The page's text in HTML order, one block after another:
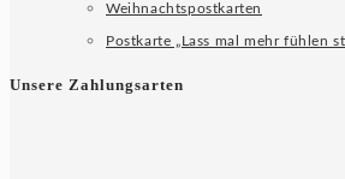
Weihnachtspostkarten
Postkarte „Lass mal mehr fühlen
Unsere Zahlungsarten